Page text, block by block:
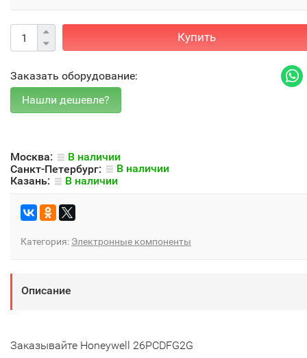
Купить
Заказать оборудование:
Москва:
В наличии
Санкт-Петербург:
В наличии
Казань:
В наличии
Категория: Электронные компоненты
Описание
Заказывайте Honeywell 26PCDFG2G